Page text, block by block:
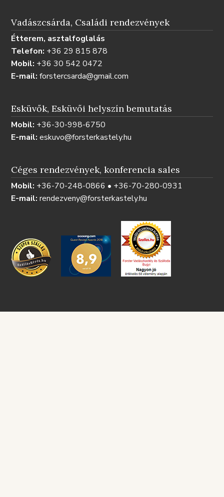
Vadászcsárda, Családi rendezvények
Étterem, asztalfoglalás
Telefon: +36 29 815 878
Mobil: +36 30 542 0472
E-mail: forstercsarda@gmail.com
Esküvők, Esküvői helyszín bemutatás
Mobil: +36-30-998-6750
E-mail: eskuvo@forsterkastely.hu
Céges rendezvények, konferencia sales
Mobil: +36-70-248-0866 • +36-70-280-0931
E-mail:rendezveny@forsterkastely.hu